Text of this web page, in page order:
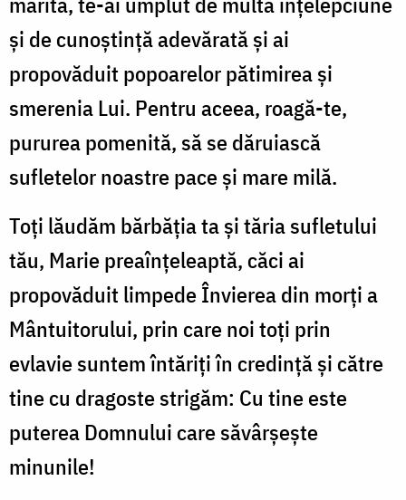
și de cunoștință adevărată și ai
propovăduit popoarelor pătimirea și
smerenia Lui. Pentru aceea, roagă-te,
pururea pomenită, să se dăruiască
sufletelor noastre pace și mare milă.
Toți lăudăm bărbăția ta și tăria sufletului
tău, Marie preaînțeleaptă, căci ai
propovăduit limpede Învierea din morți a
Mântuitorului, prin care noi toți prin
evlavie suntem întăriți în credință și către
tine cu dragoste strigăm: Cu tine este
puterea Domnului care săvârșește
minunile!